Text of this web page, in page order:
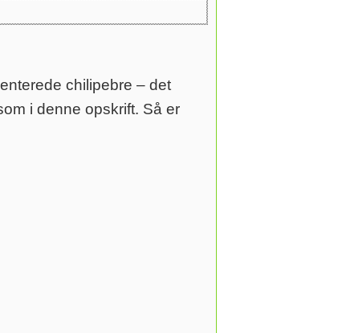
chilipebre – det
i denne opskrift. Så er